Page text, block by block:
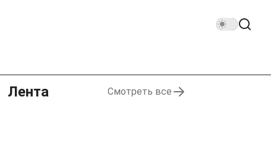
Лента Смотреть все